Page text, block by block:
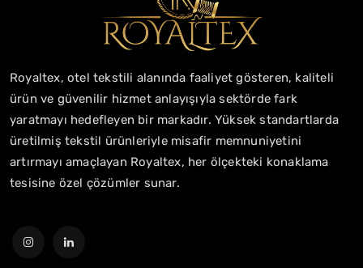
Royaltex, otel tekstili alanında faaliyet gösteren, kaliteli
ürün ve güvenilir hizmet anlayışıyla sektörde fark
yaratmayı hedefleyen bir markadır. Yüksek standartlarda
üretilmiş tekstil ürünleriyle misafir memnuniyetini
artırmayı amaçlayan Royaltex, her ölçekteki konaklama
tesisine özel çözümler sunar.